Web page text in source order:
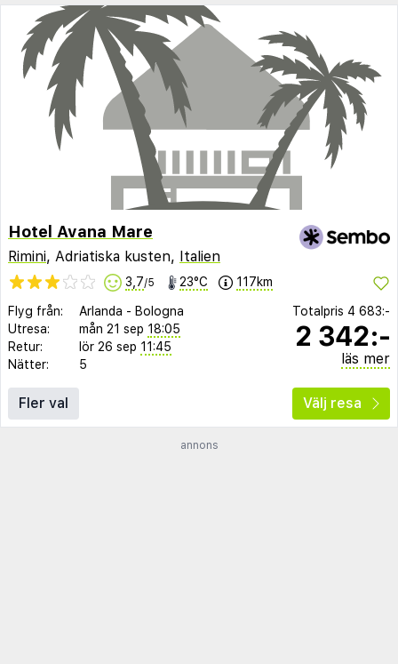
Hotel Avana Mare
Rimini, Adriatiska kusten, Italien
3,7/5 23°C 117km
Flyg från: Arlanda - Bologna
Utresa:
mån 21 sep 18:05
Retur:
lör 26 sep 11:45
Nätter:
5
Totalpris 4 683:-
2 342:-
läs mer
Fler val Välj resa
annons